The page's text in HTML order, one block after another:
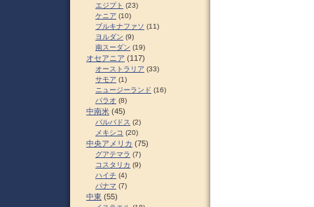
エジプト (23)
ケニア (10)
ブルキナファソ (11)
ヨルダン (9)
南スーダン (19)
オセアニア (117)
オーストラリア (33)
サモア (1)
ニュージーランド (16)
パラオ (8)
中南米 (45)
バルバドス (2)
メキシコ (20)
中央アメリカ (75)
グアテマラ (7)
コスタリカ (9)
ハイチ (4)
パナマ (7)
中東 (55)